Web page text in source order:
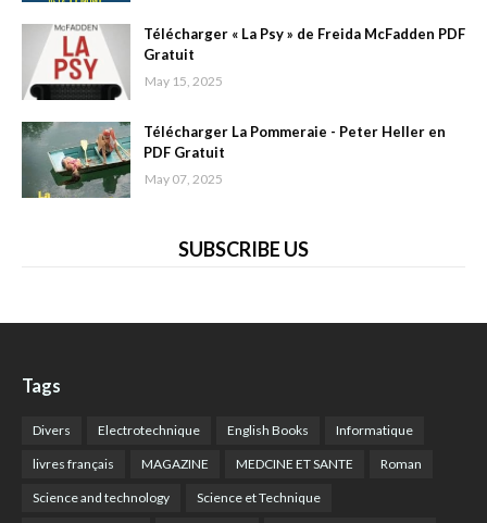
Télécharger « La Psy » de Freida McFadden PDF
Gratuit
May 15, 2025
Télécharger La Pommeraie - Peter Heller en
PDF Gratuit
May 07, 2025
SUBSCRIBE US
Tags
Divers Electrotechnique English Books Informatique
livres français MAGAZINE MEDCINE ET SANTE Roman
Science and technology Science et Technique